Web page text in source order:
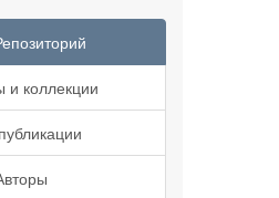
и коллекции